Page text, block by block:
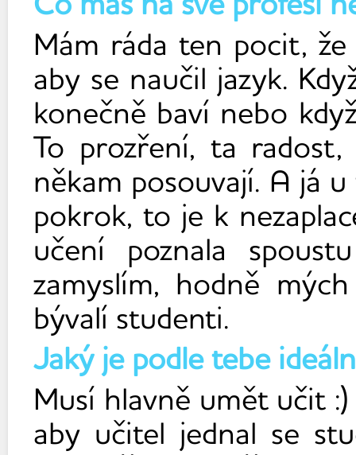
Mám ráda ten pocit,
aby se naučil jazyk.
konečně baví nebo
To prozření, ta
někam posouvají. A já
pokrok, to je k
učení poznala
zamyslím, hodně
bývalí studenti.
Jaký je podle tebe
Musí hlavně umět učit
aby učitel jednal se